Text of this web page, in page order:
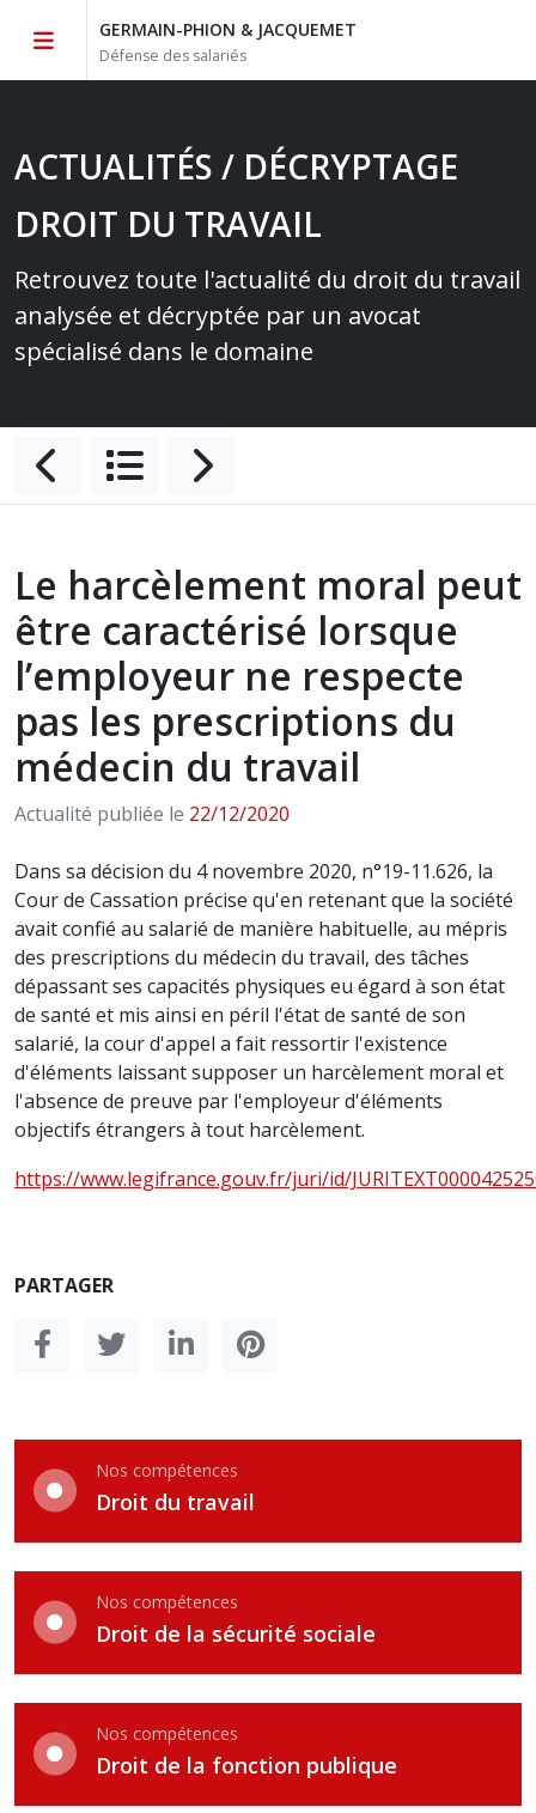
GERMAIN-PHION & JACQUEMET
Défense des salariés
ACTUALITÉS / DÉCRYPTAGE
DROIT DU TRAVAIL
Retrouvez toute l'actualité du droit du travail
analysée et décryptée par un avocat
spécialisé dans le domaine
Le harcèlement moral peut
être caractérisé lorsque
l’employeur ne respecte
pas les prescriptions du
médecin du travail
Actualité publiée le 22/12/2020
Dans sa décision du 4 novembre 2020, n°19-11.626, la
Cour de Cassation précise qu'en retenant que la société
avait confié au salarié de manière habituelle, au mépris
des prescriptions du médecin du travail, des tâches
dépassant ses capacités physiques eu égard à son état
de santé et mis ainsi en péril l'état de santé de son
salarié, la cour d'appel a fait ressortir l'existence
d'éléments laissant supposer un harcèlement moral et
l'absence de preuve par l'employeur d'éléments
objectifs étrangers à tout harcèlement.
https://www.legifrance.gouv.fr/juri/id/
PARTAGER
Nos compétences
Droit du travail
Nos compétences
Droit de la sécurité sociale
Nos compétences
Droit de la fonction publique